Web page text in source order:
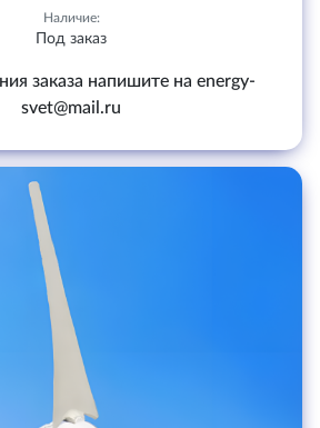
Наличие:
Под заказ
заказа напишите на energy-
svet@mail.ru